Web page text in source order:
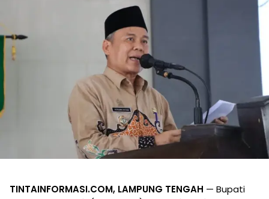
TINTAINFORMASI.COM, LAMPUNG TENGAH — Bupati